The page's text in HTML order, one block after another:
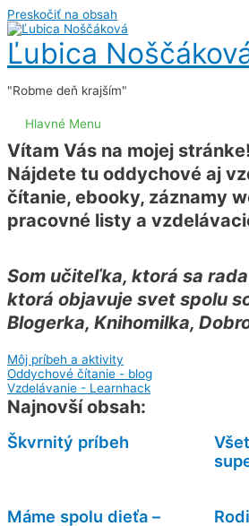
Preskočiť na obsah
Ľubica
"Robme deň krajším"
Hlavné Menu
Vítam Vás na mojej stránke!
Nájdete tu oddychové aj
čítanie, ebooky, záznamy
pracovné listy a
Som učiteľka, ktorá sa
ktorá objavuje svet spolu
Blogerka, Knihomilka,
Môj príbeh a aktivity
Oddychové čítanie - blog
Vzdelávanie - Learnhack
Najnovší obsah:
Škvrnitý príbeh
Máme spolu dieťa –